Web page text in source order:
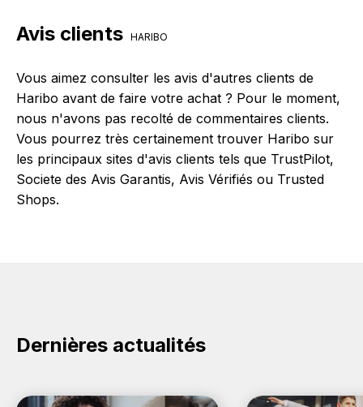
cliquez sur le bouton Activer le cashback, réalisez
dans votre cagnotte au plus tard 48h après votre
achat sur le site Haribo.
Avis clients HARIBO
Vous aimez consulter les avis d'autres clients de
Haribo avant de faire votre achat ? Pour le moment,
nous n'avons pas recolté de commentaires clients.
Vous pourrez très certainement trouver Haribo sur
les principaux sites d'avis clients tels que TrustPilot,
Societe des Avis Garantis, Avis Vérifiés ou Trusted
Shops.
Dernières actualités